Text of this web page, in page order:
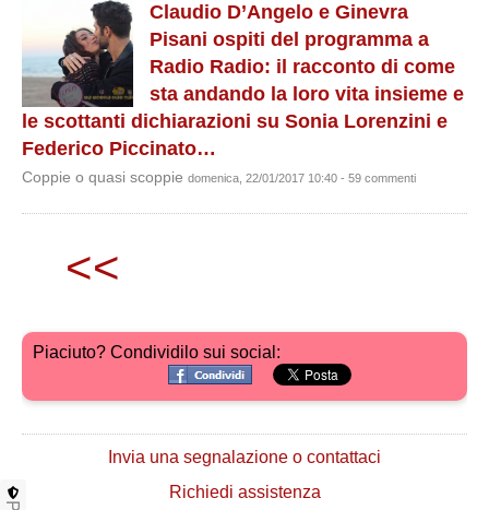
Claudio D’Angelo e Ginevra
Pisani ospiti del programma a
Radio Radio: il racconto di come
sta andando la loro vita insieme e
le scottanti dichiarazioni su Sonia Lorenzini e
Federico Piccinato…
Coppie o quasi scoppie domenica, 22/01/2017 10:40 - 59 commenti
<<
Piaciuto? Condividilo sui social:
Invia una segnalazione o contattaci
Richiedi assistenza